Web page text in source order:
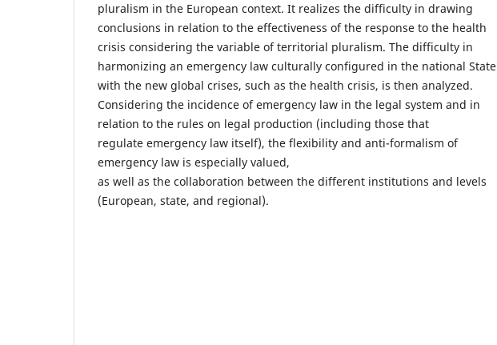
pluralism in the European context. It realizes the difficulty in drawing
conclusions in relation to the effectiveness of the response to the health
crisis considering the variable of territorial pluralism. The difficulty in
harmonizing an emergency law culturally configured in the national State
with the new global crises, such as the health crisis, is then analyzed.
Considering the incidence of emergency law in the legal system and in
relation to the rules on legal production (including those that
regulate emergency law itself), the flexibility and anti-formalism of
emergency law is especially valued,
as well as the collaboration between the different institutions and levels
(European, state, and regional).